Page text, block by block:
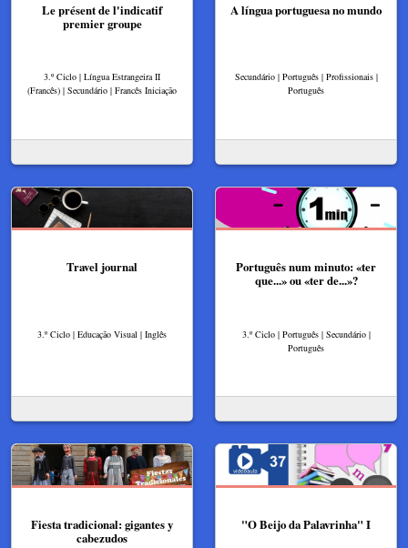
Le présent de l'indicatif
premier groupe
3.º Ciclo | Língua Estrangeira II
(Francês) | Secundário | Francês Iniciação
A língua portuguesa no mundo
Secundário | Português | Profissionais |
Português
Travel journal
3.º Ciclo | Educação Visual | Inglês
Português num minuto: «ter
que...» ou «ter de...»?
3.º Ciclo | Português | Secundário |
Português
Fiesta tradicional: gigantes y
cabezudos
"O Beijo da Palavrinha" I